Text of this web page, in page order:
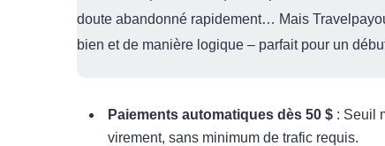
doute abandonné rapidement… Mais
bien et de manière logique – parfait pour un
Paiements automatiques dès 50 $ : Seuil
virement, sans minimum de trafic requis.​